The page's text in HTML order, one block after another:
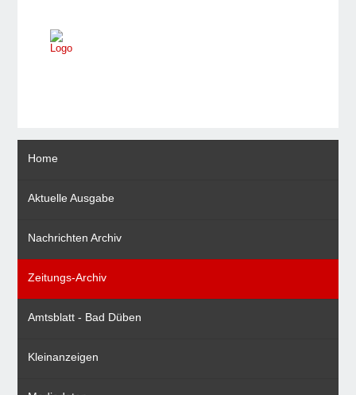
Home
Aktuelle Ausgabe
Nachrichten Archiv
Zeitungs-Archiv
Amtsblatt - Bad Düben
Kleinanzeigen